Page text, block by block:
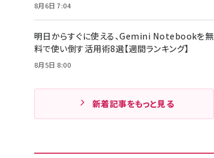
8月6日 7:04
明日からすぐに使える、Gemini Notebookを無
料で使い倒す活用術8選【週間ランキング】
8月5日 8:00
新着記事をもっと見る